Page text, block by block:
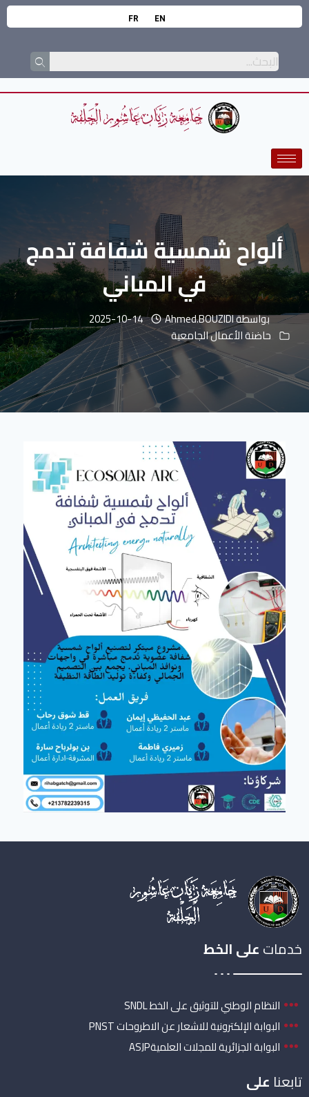
EN
FR
ألواح شمسية شفافة تدمج
في المباني
بواسطةAhmed.BOUZIDI
2025-10-14
حاضنة الأعمال الجامعية
خدماتعلى الخط
النظام الوطني للتوثيق على الخط SNDL
البوابة الإلكترونية للاشعار عن الاطروحات PNST
البوابة الجزائرية للمجلات العلميةASJP
تابعنا على